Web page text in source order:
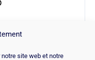
site web et notre